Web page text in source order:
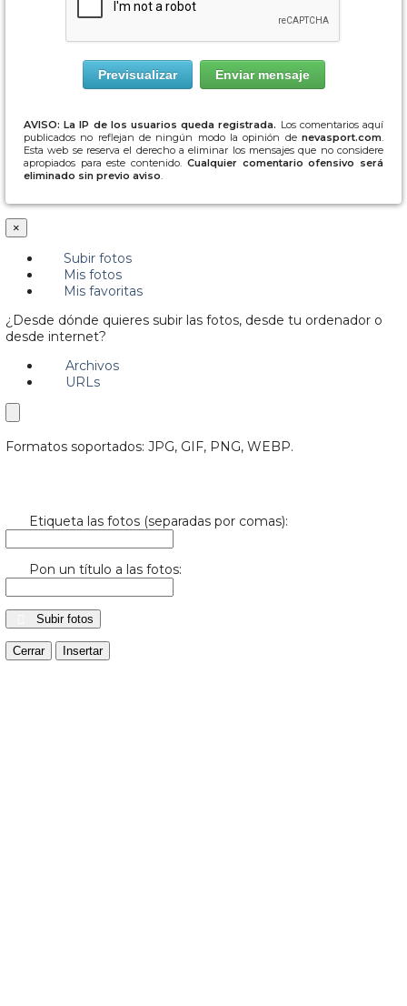
AVISO: La IP de los usuarios queda registrada. Los comentarios aquí
publicados no reflejan de ningún modo la opinión de nevasport.com.
Esta web se reserva el derecho a eliminar los mensajes que no considere
apropiados para este contenido. Cualquier comentario ofensivo será
eliminado sin previo aviso.
×
Subir fotos
Mis fotos
Mis favoritas
¿Desde dónde quieres subir las fotos, desde tu ordenador o
desde internet?
Archivos
URLs
Formatos soportados: JPG, GIF, PNG, WEBP.
Etiqueta las fotos (separadas por comas):
Pon un título a las fotos:
Subir fotos
Cerrar Insertar